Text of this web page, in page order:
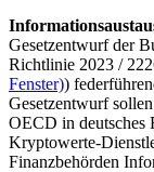
Gesetzentwurf der
Richtlinie 2023 /
Fenster))
Gesetzentwurf
OECD in deutsches
Kryptowerte-
Finanzbehörden